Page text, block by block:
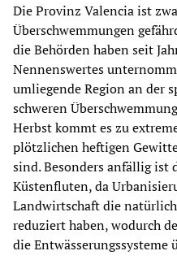
Die Provinz Valencia ist
Überschwemmungen
die Behörden haben seit
Nennenswertes
umliegende Region an der
schweren
Herbst kommt es zu
plötzlichen heftigen
sind. Besonders anfällig ist
Küstenfluten, da
Landwirtschaft die
reduziert haben, wodurch
die Entwässerungssysteme